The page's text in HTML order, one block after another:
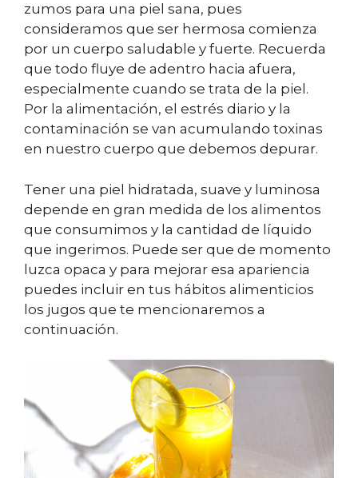
zumos para una piel sana, pues
consideramos que ser hermosa comienza
por un cuerpo saludable y fuerte. Recuerda
que todo fluye de adentro hacia afuera,
especialmente cuando se trata de la piel.
Por la alimentación, el estrés diario y la
contaminación se van acumulando toxinas
en nuestro cuerpo que debemos depurar.
Tener una piel hidratada, suave y luminosa
depende en gran medida de los alimentos
que consumimos y la cantidad de líquido
que ingerimos. Puede ser que de momento
luzca opaca y para mejorar esa apariencia
puedes incluir en tus hábitos alimenticios
los jugos que te mencionaremos a
continuación.